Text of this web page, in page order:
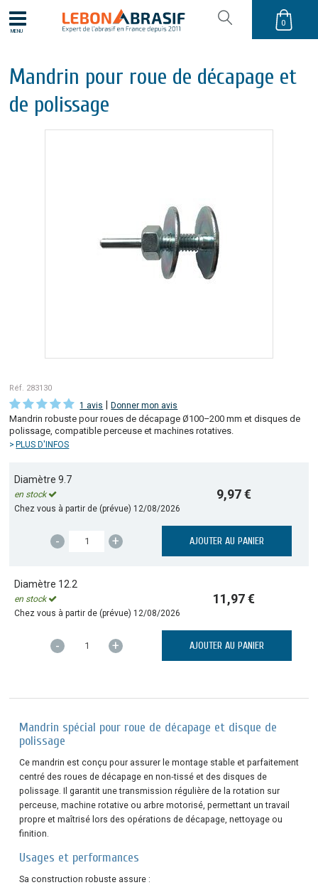
MENU
0
Mandrin pour roue de décapage et
de polissage
Réf. 283130
1 avis |Donner mon avis
Mandrin robuste pour roues de décapage Ø100–200 mm et disques de
polissage, compatible perceuse et machines rotatives.
PLUS D'INFOS
Diamètre 9.7
en stock
Chez vous à partir de (prévue) 12/08/2026
9,97 €
- + AJOUTER AU PANIER
Diamètre 12.2
en stock
Chez vous à partir de (prévue) 12/08/2026
11,97 €
- + AJOUTER AU PANIER
Mandrin spécial pour roue de décapage et disque de
polissage
Ce mandrin est conçu pour assurer le montage stable et parfaitement
centré des roues de décapage en non‑tissé et des disques de
polissage. Il garantit une transmission régulière de la rotation sur
perceuse, machine rotative ou arbre motorisé, permettant un travail
propre et maîtrisé lors des opérations de décapage, nettoyage ou
finition.
Usages et performances
Sa construction robuste assure :